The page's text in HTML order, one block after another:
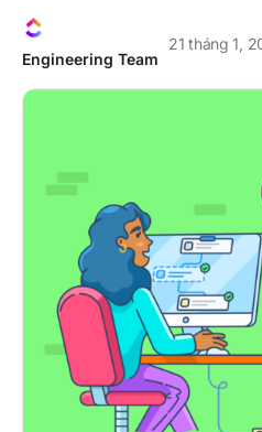
Engineering Team
21 tháng 1,